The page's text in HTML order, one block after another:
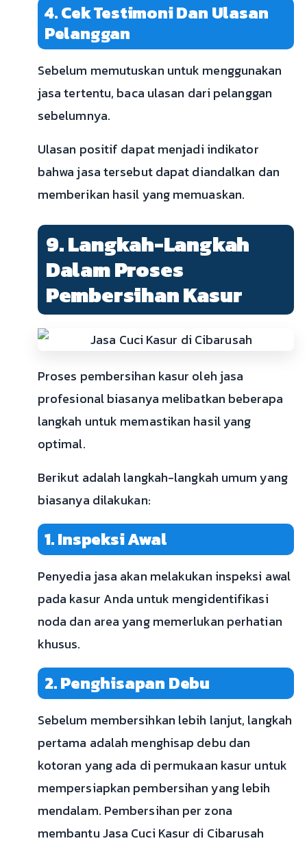
4. Cek Testimoni Dan Ulasan
Pelanggan
Sebelum memutuskan untuk menggunakan
jasa tertentu, baca ulasan dari pelanggan
sebelumnya.
Ulasan positif dapat menjadi indikator
bahwa jasa tersebut dapat diandalkan dan
memberikan hasil yang memuaskan.
9. Langkah-Langkah
Dalam Proses
Pembersihan Kasur
Proses pembersihan kasur oleh jasa
profesional biasanya melibatkan beberapa
langkah untuk memastikan hasil yang
optimal.
Berikut adalah langkah-langkah umum yang
biasanya dilakukan:
1. Inspeksi Awal
Penyedia jasa akan melakukan inspeksi awal
pada kasur Anda untuk mengidentifikasi
noda dan area yang memerlukan perhatian
khusus.
2. Penghisapan Debu
Sebelum membersihkan lebih lanjut, langkah
pertama adalah menghisap debu dan
kotoran yang ada di permukaan kasur untuk
mempersiapkan pembersihan yang lebih
mendalam. Pembersihan per zona
membantu Jasa Cuci Kasur di Cibarusah